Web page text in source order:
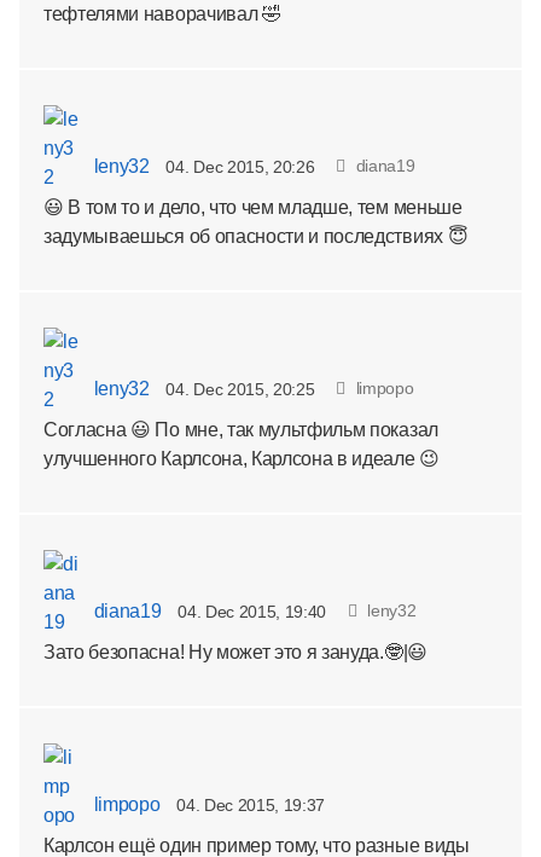
тефтелями наворачивал 🤣
leny32 04. Dec 2015, 20:26 diana19
😃 В том то и дело, что чем младше, тем меньше
задумываешься об опасности и последствиях 😇
leny32 04. Dec 2015, 20:25 limpopo
Согласна 😃 По мне, так мультфильм показал
улучшенного Карлсона, Карлсона в идеале 😉
diana19 04. Dec 2015, 19:40 leny32
Зато безопасна! Ну может это я зануда.🤓|😃
limpopo 04. Dec 2015, 19:37
Карлсон ещё один пример тому, что разные виды